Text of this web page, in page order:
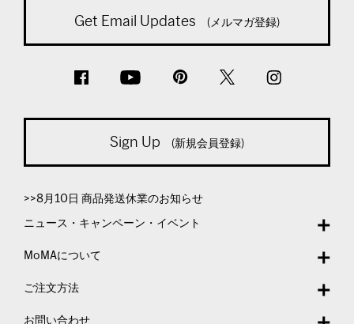
Get Email Updates (メルマガ登録)
Sign Up (新規会員登録)
>>8月10日 商品発送休業のお知らせ
ニュース・キャンペーン・イベント
MoMAについて
ご注文方法
お問い合わせ